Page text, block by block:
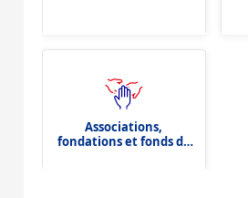
Associations,
fondations et fonds de